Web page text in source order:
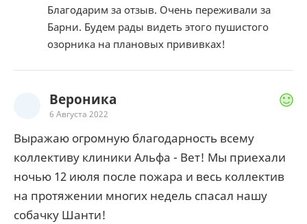
Благодарим за отзыв. Очень переживали за
Барни. Будем рады видеть этого пушистого
озорника на плановых прививках!
Вероника
6 Августа 2022
Выражаю огромную благодарность всему
коллективу клиники Альфа - Вет! Мы приехали
ночью 12 июля после пожара и весь коллектив
на протяжении многих недель спасал нашу
собачку Шанти!